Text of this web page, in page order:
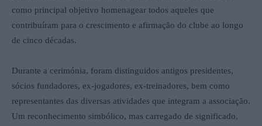
como principal objetivo homenagear todos aqueles que
contribuíram para o crescimento e afirmação do clube ao longo
de cinco décadas.
Durante a cerimónia, foram distinguidos antigos presidentes,
sócios fundadores, ex-jogadores, ex-treinadores, bem como
representantes das diversas atividades que integram a associação.
Um reconhecimento simbólico, mas carregado de significado,